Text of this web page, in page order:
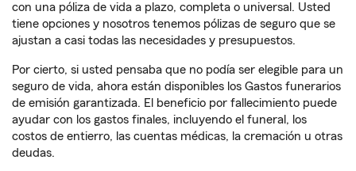
con una póliza de vida a plazo, completa o universal. Usted
tiene opciones y nosotros tenemos pólizas de seguro que se
ajustan a casi todas las necesidades y presupuestos.
Por cierto, si usted pensaba que no podía ser elegible para un
seguro de vida, ahora están disponibles los Gastos funerarios
de emisión garantizada. El beneficio por fallecimiento puede
ayudar con los gastos finales, incluyendo el funeral, los
costos de entierro, las cuentas médicas, la cremación u otras
deudas.